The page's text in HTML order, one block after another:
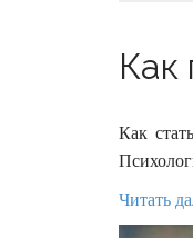
Как
Как
Читать